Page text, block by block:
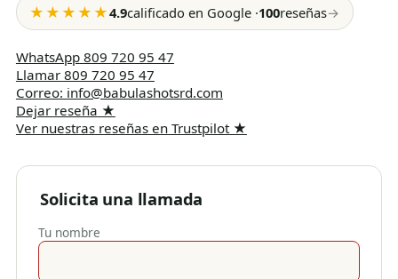
★★★★★4.9calificado en Google ·100reseñas→
WhatsApp 809 720 95 47
Llamar 809 720 95 47
Correo: info@babulashotsrd.com
Dejar reseña ★
Ver nuestras reseñas en Trustpilot★
Solicita una llamada
Tu nombre